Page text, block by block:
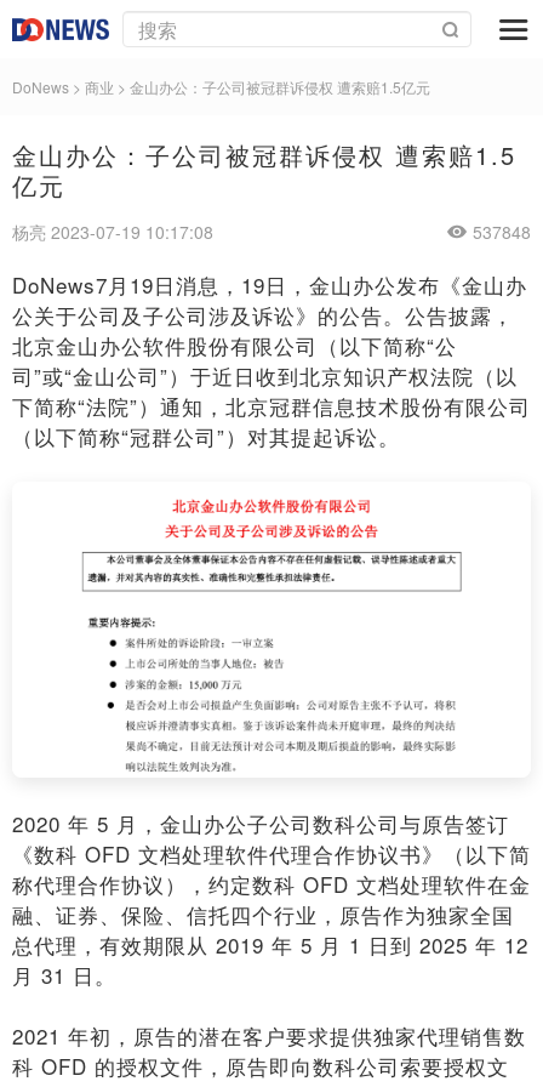
DoNews > 商业 > 金山办公：子公司被冠群诉侵权 遭索赔1.5亿元
金山办公：子公司被冠群诉侵权 遭索赔1.5
亿元
杨亮 2023-07-19 10:17:08 537848
DoNews7月19日消息，19日，金山办公发布《金山办
公关于公司及子公司涉及诉讼》的公告。公告披露，
北京金山办公软件股份有限公司（以下简称“公
司”或“金山公司”）于近日收到北京知识产权法院（以
下简称“法院”）通知，北京冠群信息技术股份有限公司
（以下简称“冠群公司”）对其提起诉讼。
2020 年 5 月，金山办公子公司数科公司与原告签订
《数科 OFD 文档处理软件代理合作协议书》（以下简
称代理合作协议），约定数科 OFD 文档处理软件在金
融、证券、保险、信托四个行业，原告作为独家全国
总代理，有效期限从 2019 年 5 月 1 日到 2025 年 12
月 31 日。
2021 年初，原告的潜在客户要求提供独家代理销售数
科 OFD 的授权文件，原告即向数科公司索要授权文